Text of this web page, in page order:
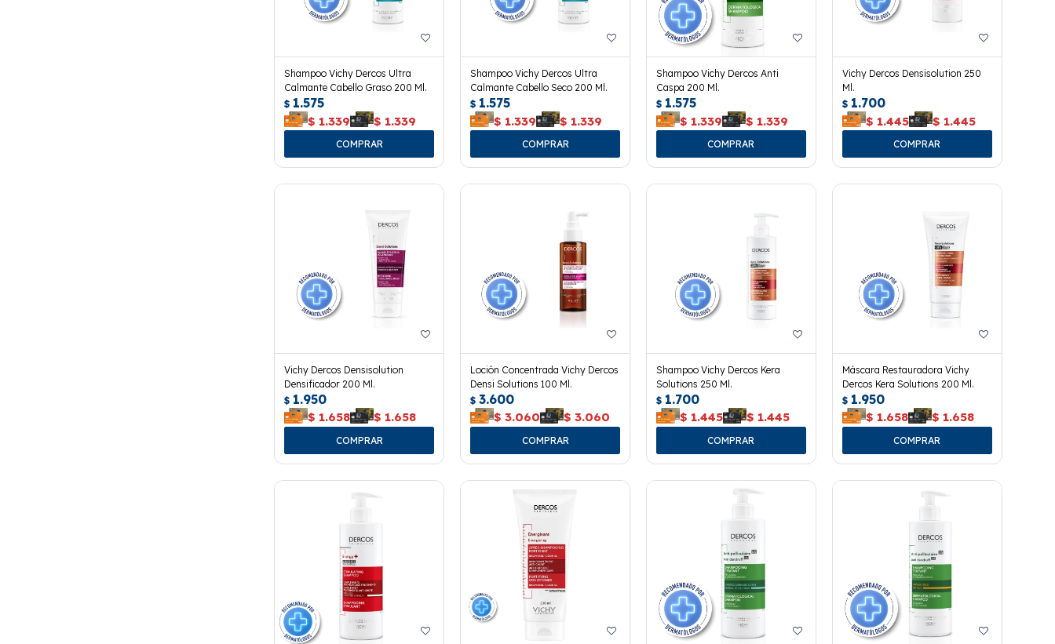
Shampoo Vichy Dercos Ultra
Calmante Cabello Graso 200 Ml.
$ 1.575
$ 1.339 $ 1.339
Shampoo Vichy Dercos Ultra
Calmante Cabello Seco 200 Ml.
$ 1.575
$ 1.339 $ 1.339
Shampoo Vichy Dercos Anti
Caspa 200 Ml.
$ 1.575
$ 1.339 $ 1.339
Vichy Dercos Densisolution 250
Ml.
$ 1.700
$ 1.445 $ 1.445
Vichy Dercos Densisolution
Densificador 200 Ml.
$ 1.950
$ 1.658 $ 1.658
Loción Concentrada Vichy Dercos
Densi Solutions 100 Ml.
$ 3.600
$ 3.060 $ 3.060
Shampoo Vichy Dercos Kera
Solutions 250 Ml.
$ 1.700
$ 1.445 $ 1.445
Máscara Restauradora Vichy
Dercos Kera Solutions 200 Ml.
$ 1.950
$ 1.658 $ 1.658